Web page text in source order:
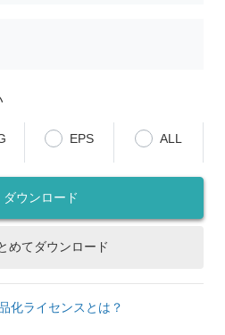
EPS ALL
ダウンロード
めてダウンロード
化ライセンスとは？